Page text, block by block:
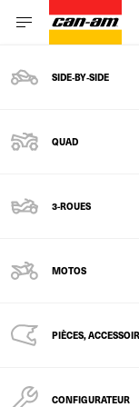
SIDE‑BY‑SIDE
QUAD
3-ROUES
MOTOS
PIÈCES,
CONFIGURATEUR
Retour aux rappels
LE
GUIDON
-